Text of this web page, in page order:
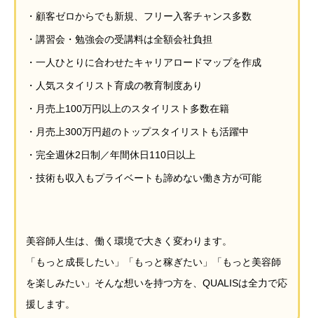
・顧客ゼロからでも新規、フリー入客チャンス多数
・講習会・勉強会の受講料は全額会社負担
・一人ひとりに合わせたキャリアロードマップを作成
・人気スタイリスト育成の教育制度あり
・月売上100万円以上のスタイリスト多数在籍
・月売上300万円超のトップスタイリストも活躍中
・完全週休2日制／年間休日110日以上
・技術も収入もプライベートも諦めない働き方が可能
美容師人生は、働く環境で大きく変わります。
「もっと成長したい」「もっと稼ぎたい」「もっと美容師
を楽しみたい」そんな想いを持つ方を、QUALISは全力で応
援します。